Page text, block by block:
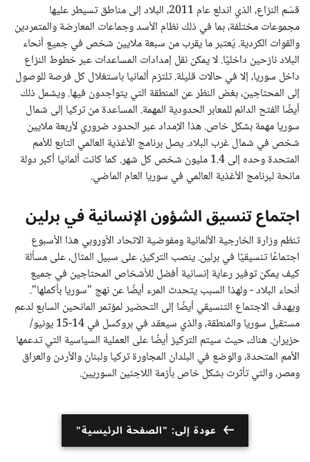
قسّم النزاع، الذي اندلع عام 2011، البلاد إلى مناطق تسيطر عليها
مجموعات مختلفة، بما في ذلك نظام الأسد وجماعات المعارضة والمتمردين
والقوات الكردية. يُعتبر ما يقرب من سبعة ملايين شخص في جميع أنحاء
البلاد نازحين داخليًا. لا يمكن نقل إمدادات المساعدات عبر خطوط النزاع
داخل سوريا، إلا في حالات قليلة. تلتزم ألمانيا باستغلال كل فرصة للوصول
إلى المحتاجين، بغض النظر عن المنطقة التي يتواجدون فيها. ويشمل ذلك
أيضًا الفتح الدائم للمعابر الحدودية المهمة. المساعدة من تركيا إلى شمال
سوريا مهمة بشكل خاص. هذا الإمداد عبر الحدود ضروري لأربعة ملايين
شخص في شمال غرب البلاد. يصل برنامج الأغذية العالمي التابع للأمم
المتحدة وحده إلى 1.4 مليون شخص كل شهر. كما كانت ألمانيا أكبر دولة
مانحة لبرنامج الأغذية العالمي في سوريا العام الماضي.
اجتماع تنسيق الشؤون الإنسانية في برلين
تنظم وزارة الخارجية الألمانية ومفوضية الاتحاد الأوروبي هذا الأسبوع
اجتماعًا تنسيقيًا في برلين. ينصب التركيز، على سبيل المثال، على مسألة
كيف يمكن توفير رعاية إنسانية أفضل للأشخاص المحتاجين في جميع
أنحاء البلاد - ولهذا السبب يتحدث المرء أيضًا عن نهج "سوريا بأكملها".
ويهدف الاجتماع التنسيقي أيضًا إلى التحضير لمؤتمر المانحين السابع لدعم
مستقبل سوريا والمنطقة، والذي سيعقد في بروكسل في 14-15 يونيو/
حزيران. هناك، حيث سيتم التركيز أيضًا على العملية السياسية التي تدعمها
الأمم المتحدة، والوضع في البلدان المجاورة تركيا ولبنان والأردن والعراق
ومصر، والتي تأثرت بشكل خاص بأزمة اللاجئين السوريين.
عودة إلى: "الصفحة الرئيسية"